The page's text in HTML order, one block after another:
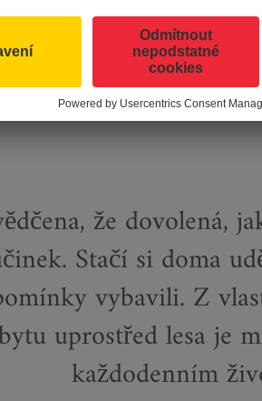
(TEH) sama vyrábí řadu
máty, heřmánku nebo také svůj
Hosté na chatě Branntweinerhütte,
Sabine Lerchnerové:
že dovolená,
Stačí si doma
vybavili. Z
uprostřed lesa je
každodenním